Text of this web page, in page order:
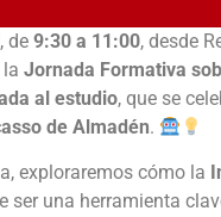
, de 9:30 a 11:00, desde
Jornada Formativa
al estudio, que se
de Almadén.
exploraremos cómo la
ser una herramienta